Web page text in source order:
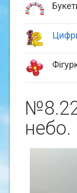
небо.